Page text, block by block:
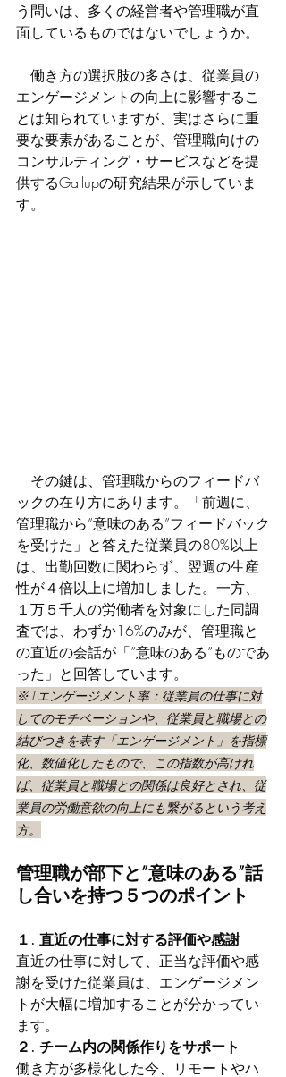
う問いは、多くの経営者や管理職が直
面しているものではないでしょうか。
働き方の選択肢の多さは、従業員の
エンゲージメントの向上に影響するこ
とは知られていますが、実はさらに重
要な要素があることが、管理職向けの
コンサルティング・サービスなどを提
供するGallupの研究結果が示していま
す。
その鍵は、管理職からのフィードバ
ックの在り方にあります。「前週に、
管理職から”意味のある”フィードバック
を受けた」と答えた従業員の80%以上
は、出勤回数に関わらず、翌週の生産
性が４倍以上に増加しました。一方、
１万５千人の労働者を対象にした同調
査では、わずか16%のみが、管理職と
の直近の会話が「”意味のある”ものであ
った」と回答しています。
※1エンゲージメント率：従業員の仕事に対
してのモチベーションや、従業員と職場との
結びつきを表す「エンゲージメント」を指標
化、数値化したもので、この指数が高けれ
ば、従業員と職場との関係は良好とされ、従
業員の労働意欲の向上にも繋がるという考え
方。
管理職が部下と”意味のある”話
し合いを持つ５つのポイント
１. 直近の仕事に対する評価や感謝
直近の仕事に対して、正当な評価や感
謝を受けた従業員は、エンゲージメン
トが大幅に増加することが分かってい
ます。
２. チーム内の関係作りをサポート
働き方が多様化した今、リモートやハ